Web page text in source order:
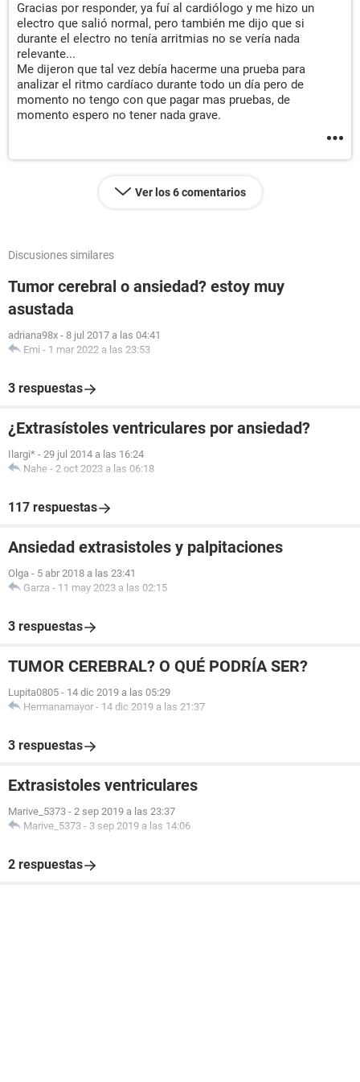
Gracias por responder, ya fuí al cardiólogo y me hizo un
electro que salió normal, pero también me dijo que si
durante el electro no tenía arritmias no se vería nada
relevante...
Me dijeron que tal vez debía hacerme una prueba para
analizar el ritmo cardíaco durante todo un día pero de
momento no tengo con que pagar mas pruebas, de
momento espero no tener nada grave.
Ver los 6 comentarios
Discusiones similares
Tumor cerebral o ansiedad? estoy muy
asustada
adriana98x - 8 jul 2017 a las 04:41
Emi - 1 mar 2022 a las 23:53
3 respuestas
¿Extrasístoles ventriculares por ansiedad?
Ilargi* - 29 jul 2014 a las 16:24
Nahe - 2 oct 2023 a las 06:18
117 respuestas
Ansiedad extrasistoles y palpitaciones
Olga - 5 abr 2018 a las 23:41
Garza - 11 may 2023 a las 02:15
3 respuestas
TUMOR CEREBRAL? O QUÉ PODRÍA SER?
Lupita0805 - 14 dic 2019 a las 05:29
Hermanamayor - 14 dic 2019 a las 21:37
3 respuestas
Extrasistoles ventriculares
Marive_5373 - 2 sep 2019 a las 23:37
Marive_5373 - 3 sep 2019 a las 14:06
2 respuestas